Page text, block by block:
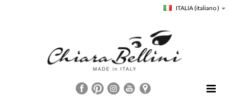
ITALIA(italiano )